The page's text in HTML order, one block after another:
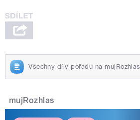
Všechny díly pořadu na mujRozhlas
mujRozhlas